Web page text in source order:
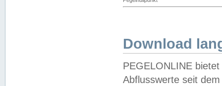
Download
PEGELONLINE
Abflusswerte seit